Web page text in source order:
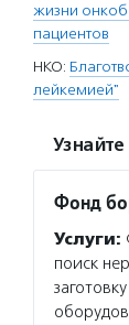
жизни
пациентов
НКО:
лейкемией"
Фонд
Услуги:
поиск